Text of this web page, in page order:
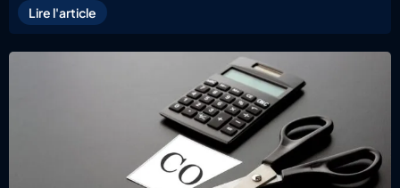
Lire l'article